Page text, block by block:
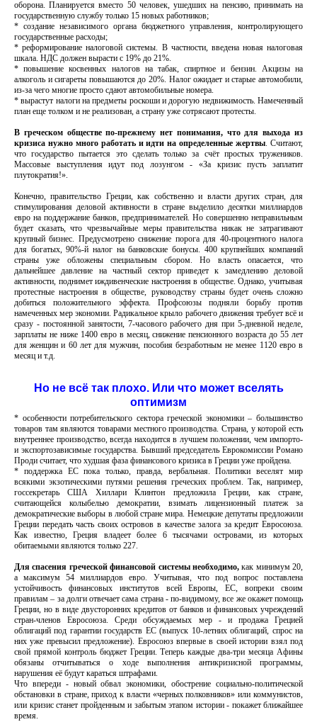
оборона. Планируется вместо 50 человек, ушедших на пенсию, принимать на
государственную службу только 15 новых работников;
* создание независимого органа бюджетного управления, контролирующего
государственные расходы;
* реформирование налоговой системы. В частности, введена новая налоговая
шкала. НДС должен вырасти с 19% до 21%.
* повышение косвенных налогов на табак, спиртное и бензин. Акцизы на
алкоголь и сигареты повышаются до 20%. Налог ожидает и старые автомобили,
из-за чего многие просто сдают автомобильные номера.
* вырастут налоги на предметы роскоши и дорогую недвижимость. Намеченный
план еще толком и не реализован, а страну уже сотрясают протесты.
В греческом обществе по-прежнему нет понимания, что для выхода из
кризиса нужно много работать и идти на определенные жертвы. Считают,
что государство пытается это сделать только за счёт простых тружеников.
Массовые выступления идут под лозунгом - «За кризис пусть заплатит
плутократия!».
Конечно, правительство Греции, как собственно и власти других стран, для
стимулирования деловой активности в стране выделило десятки миллиардов
евро на поддержание банков, предпринимателей. Но совершенно неправильным
будет сказать, что чрезвычайные меры правительства никак не затрагивают
крупный бизнес. Предусмотрено снижение порога для 40-процентного налога
для богатых, 90%-й налог на банковские бонусы. 400 крупнейших компаний
страны уже обложены специальным сбором. Но власть опасается, что
дальнейшее давление на частный сектор приведет к замедлению деловой
активности, поднимет иждивенческие настроения в обществе. Однако, учитывая
протестные настроения в обществе, руководству страны будет очень сложно
добиться положительного эффекта. Профсоюзы подняли борьбу против
намеченных мер экономии. Радикальное крыло рабочего движения требует всё и
сразу - постоянной занятости, 7-часового рабочего дня при 5-дневной неделе,
зарплаты не ниже 1400 евро в месяц, снижение пенсионного возраста до 55 лет
для женщин и 60 лет для мужчин, пособия безработным не менее 1120 евро в
месяц и т.д.
Но не всё так плохо. Или что может вселять
оптимизм
* особенности потребительского сектора греческой экономики – большинство
товаров там являются товарами местного производства. Страна, у которой есть
внутреннее производство, всегда находится в лучшем положении, чем импорто-
и экспортозависимые государства. Бывший председатель Еврокомиссии Романо
Проди считает, что худшая фаза финансового кризиса в Греции уже пройдена.
* поддержка ЕС пока только, правда, вербальная. Политики веселят мир
всякими экзотическими путями решения греческих проблем. Так, например,
госсекретарь США Хиллари Клинтон предложила Греции, как стране,
считающейся колыбелью демократии, взимать лицензионный платеж за
демократические выборы в любой стране мира. Немецкие депутаты предложили
Греции передать часть своих островов в качестве залога за кредит Евросоюза.
Как известно, Греция владеет более 6 тысячами островами, из которых
обитаемыми являются только 227.
Для спасения греческой финансовой системы необходимо,как минимум 20,
а максимум 54 миллиардов евро. Учитывая, что под вопрос поставлена
устойчивость финансовых институтов всей Европы, ЕС, вопреки своим
правилам – за долги отвечает сама страна - по-видимому, все же окажет помощь
Греции, но в виде двусторонних кредитов от банков и финансовых учреждений
стран-членов Евросоюза. Среди обсуждаемых мер - и продажа Грецией
облигаций под гарантии государств ЕС (выпуск 10-летних облигаций, спрос на
них уже превысил предложение). Евросоюз впервые в своей истории взял под
свой прямой контроль бюджет Греции. Теперь каждые два-три месяца Афины
обязаны отчитываться о ходе выполнения антикризисной программы,
нарушения её будут караться штрафами.
Что впереди - новый обвал экономики, обострение социально-политической
обстановки в стране, приход к власти «черных полковников» или коммунистов,
или кризис станет пройденным и забытым этапом истории - покажет ближайшее
время.